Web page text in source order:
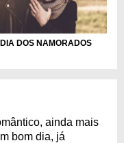
DOS NAMORADOS
ainda mais
bom dia, já